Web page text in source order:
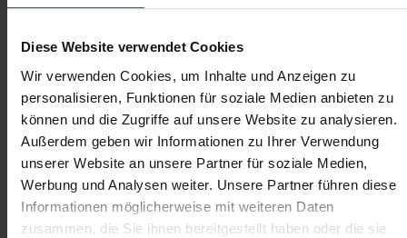
Diese Website verwendet Cookies
Wir verwenden Cookies, um Inhalte und Anzeigen zu
personalisieren, Funktionen für soziale Medien anbieten zu
können und die Zugriffe auf unsere Website zu analysieren.
Außerdem geben wir Informationen zu Ihrer Verwendung
unserer Website an unsere Partner für soziale Medien,
Werbung und Analysen weiter. Unsere Partner führen diese
Informationen möglicherweise mit weiteren Daten
zusammen, die Sie ihnen bereitgestellt haben oder die sie
Empfehlungschreiben / Zeugnisse